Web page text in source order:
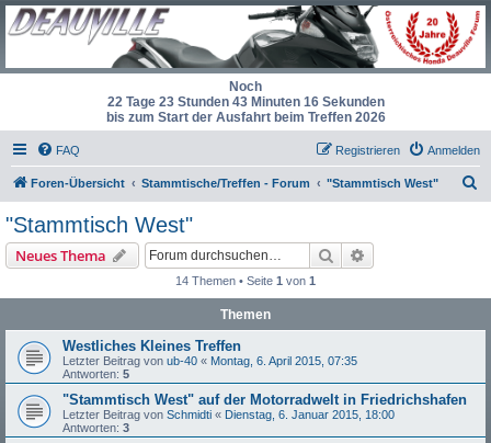
Noch
22 Tage 23 Stunden 43 Minuten 16 Sekunden
bis zum Start der Ausfahrt beim Treffen 2026
FAQ Anmelden
Registrieren
Foren-Übersicht Stammtische/Treffen - Forum "Stammtisch West"
"Stammtisch West"
Neues Thema Suche
14 Themen • Seite 1 von 1
Themen
Westliches Kleines Treffen
Letzter Beitrag von ub-40 « Montag, 6. April 2015, 07:35
Antworten: 5
"Stammtisch West" auf der Motorradwelt in Friedrichshafen
Letzter Beitrag von Schmidti « Dienstag, 6. Januar 2015, 18:00
Antworten: 3